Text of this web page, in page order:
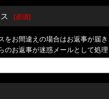
[必須]
をお間違えの場合はお返事が届
のお返事が迷惑メールとして処